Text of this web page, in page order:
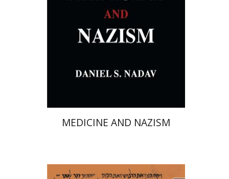
$31
$28
MEDICINE AND NAZISM